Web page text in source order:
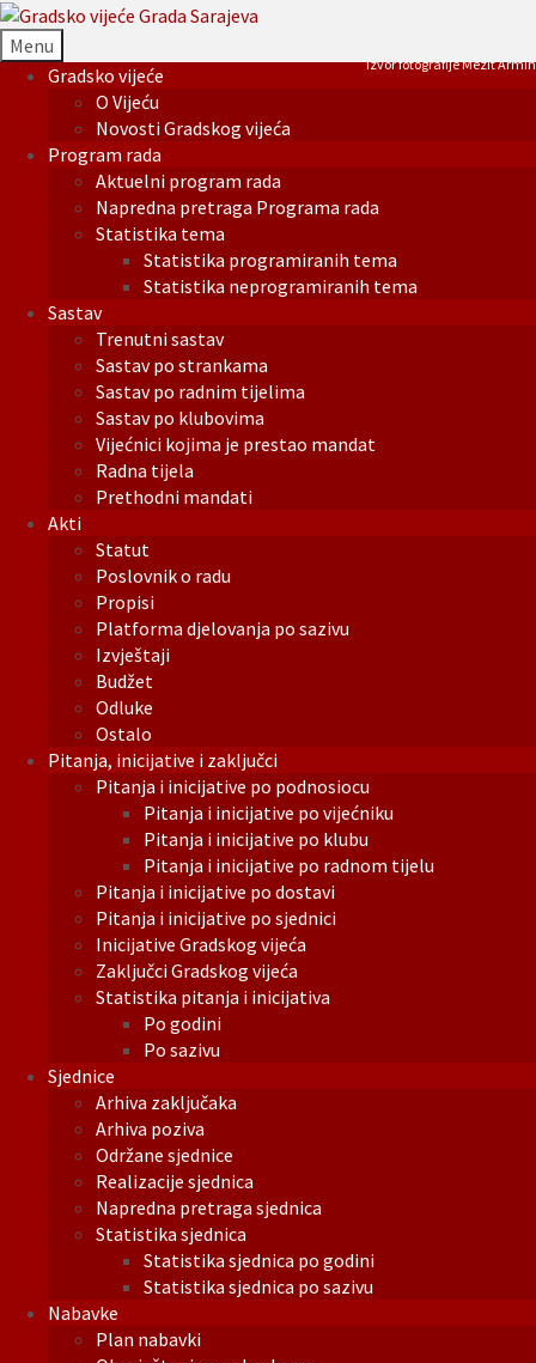
Menu
Gradsko vijeće
O Vijeću
Novosti Gradskog vijeća
Program rada
Aktuelni program rada
Napredna pretraga Programa rada
Statistika tema
Statistika programiranih tema
Statistika neprogramiranih tema
Sastav
Trenutni sastav
Sastav po strankama
Sastav po radnim tijelima
Sastav po klubovima
Vijećnici kojima je prestao mandat
Radna tijela
Prethodni mandati
Akti
Statut
Poslovnik o radu
Propisi
Platforma djelovanja po sazivu
Izvještaji
Budžet
Odluke
Ostalo
Pitanja, inicijative i zaključci
Pitanja i inicijative po podnosiocu
Pitanja i inicijative po vijećniku
Pitanja i inicijative po klubu
Pitanja i inicijative po radnom tijelu
Pitanja i inicijative po dostavi
Pitanja i inicijative po sjednici
Inicijative Gradskog vijeća
Zaključci Gradskog vijeća
Statistika pitanja i inicijativa
Po godini
Po sazivu
Sjednice
Arhiva zaključaka
Arhiva poziva
Održane sjednice
Realizacije sjednica
Napredna pretraga sjednica
Statistika sjednica
Statistika sjednica po godini
Statistika sjednica po sazivu
Nabavke
Plan nabavki
Izvor fotografije Mezit Armin